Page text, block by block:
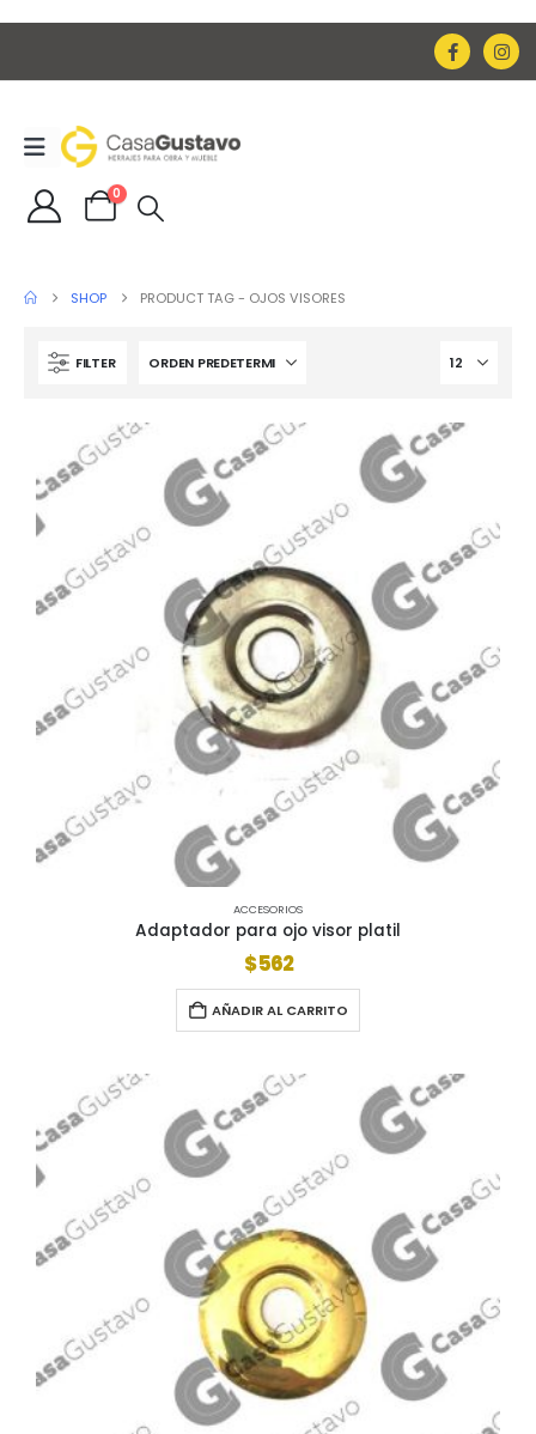
0
SHOP PRODUCT TAG - OJOS VISORES
FILTER
ACCESORIOS
Adaptador para ojo visor platil
$562
AÑADIR AL CARRITO